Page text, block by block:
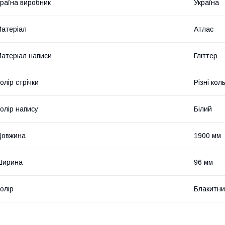
виробник Україна
Атлас
написи Гліттер
стрічки Різні
напису Білий
1900 мм
96 мм